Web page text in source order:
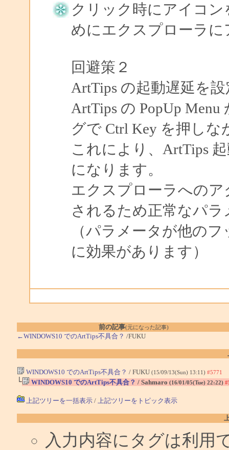
クリック時にアイコ
めにエクスプローラ
回避策２
ArtTips の起動遅延を
ArtTips の PopUp
グで Ctrl Key を押し
これにより、ArtTips
になります。
エクスプローラへの
されるため正常なパ
（パラメータが他の
に効果があります）
前の記事(元になった記事)
←WINDOWS10 でのArtTips不具合？ /FUKU
WINDOWS10 でのArtTips不具合？ / FUKU (15/09/13(Sun) 13:11) #5771
└ WINDOWS10 でのArtTips不具合？ / Sahmaro (16/01/05(Tue) 22:22)
上記ツリーを一括表示/ 上記ツリーをトピック表示
入力内容にタグは利用